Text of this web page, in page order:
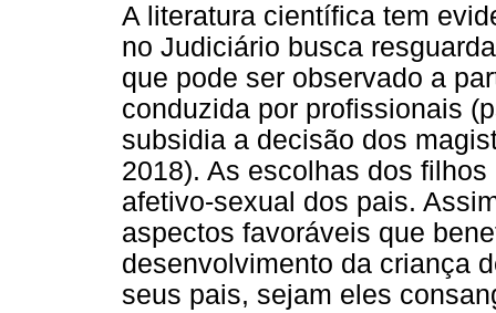
A literatura científica tem
no Judiciário busca
que pode ser observado a
conduzida por profissionais
subsidia a decisão dos
2018). As escolhas dos
afetivo-sexual dos pais.
aspectos favoráveis que
desenvolvimento da criança
seus pais, sejam eles